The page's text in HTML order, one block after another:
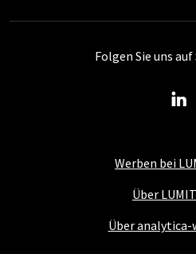
Werben bei
Über
Über
Folgen Sie uns